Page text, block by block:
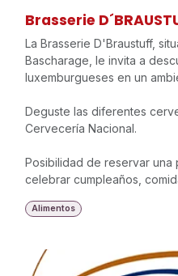
Brasserie
La Brasserie D'Braustuff,
Bascharage, le invita a
luxemburgueses en un
Deguste las diferentes
Cervecería Nacional.
Posibilidad de reservar una
celebrar cumpleaños,
Alimentos